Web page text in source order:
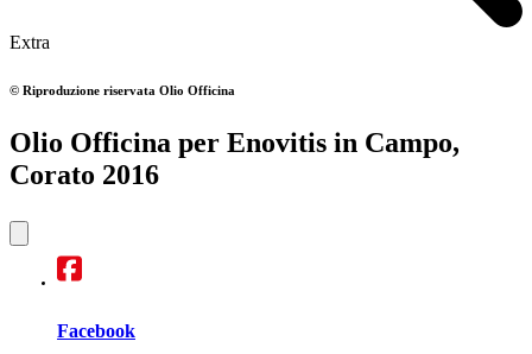
Extra
© Riproduzione riservata Olio Officina
Olio Officina per Enovitis in Campo,
Corato 2016
Facebook